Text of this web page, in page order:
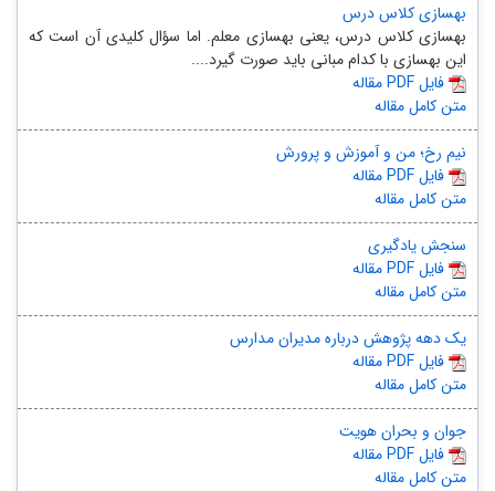
بهسازی کلاس درس
بهسازی کلاس درس، یعنی بهسازی معلم. اما سؤال کلیدی آن است که
این بهسازی با کدام مبانی باید صورت گیرد....
مقاله PDF فایل
متن کامل مقاله
نیم رخ؛ من و آموزش و پرورش
مقاله PDF فایل
متن کامل مقاله
سنجش یادگیری
مقاله PDF فایل
متن کامل مقاله
یک دهه پژوهش درباره مدیران مدارس
مقاله PDF فایل
متن کامل مقاله
جوان و بحران هویت
مقاله PDF فایل
متن کامل مقاله